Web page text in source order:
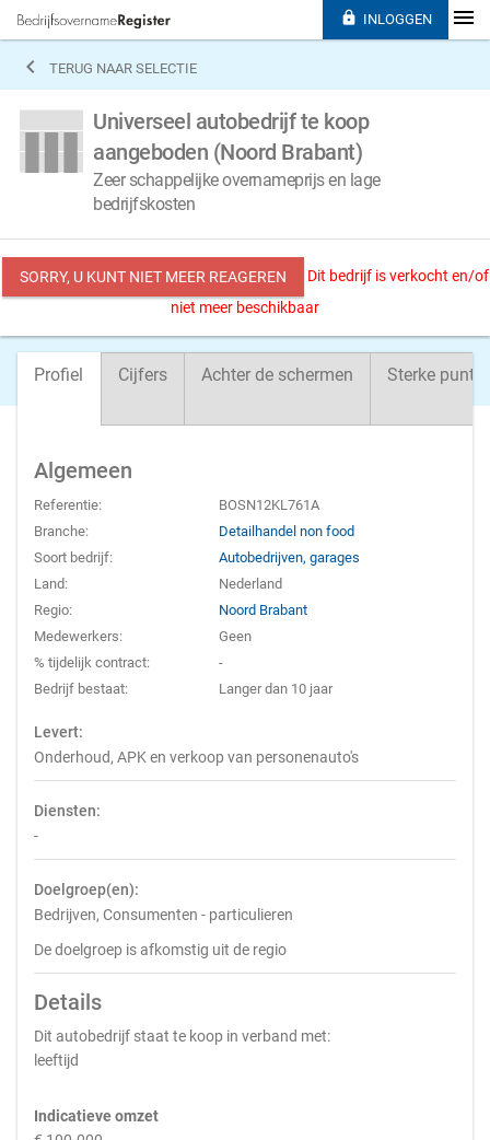
 TERUG NAAR SELECTIE
Universeel autobedrijf te koop
aangeboden (Noord Brabant)
Zeer schappelijke overnameprijs en lage
bedrijfskosten
SORRY, U KUNT NIET MEER REAGEREN
Dit bedrijf is verkocht en/of
niet meer beschikbaar
Profiel Cijfers Achter de schermen Sterke
Algemeen
Referentie:
BOSN12KL761A
Branche:
Detailhandel non food
Soort bedrijf:
Autobedrijven, garages
Land:
Nederland
Regio:
Noord Brabant
Medewerkers:
Geen
% tijdelijk contract:
-
Bedrijf bestaat:
Langer dan 10 jaar
Levert:
Onderhoud, APK en verkoop van personenauto's
Diensten:
-
Doelgroep(en):
Bedrijven, Consumenten - particulieren
De doelgroep is afkomstig uit de regio
Details
Dit autobedrijf staat te koop in verband met:
leeftijd
Indicatieve omzet
 INLOGGEN